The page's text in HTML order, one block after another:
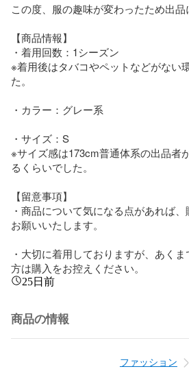
この度、服の趣味が変わったため出品
【商品情報】
・着用回数：1シーズン
※着用後はタバコやペットなどがない
た。
・カラー：グレー系
・サイズ：S
※サイズ感は173cm普通体系の出品者
るくらいでした。
【留意事項】
・商品について気になる点があれば
お願いいたします。
・大切に着用しておりますが、あく
方は購入をお控えください。
25日前
商品の情報
ファッション